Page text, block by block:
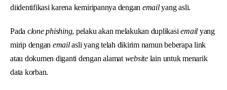
diidentifikasi karena kemiripannya dengan emailyang asli.
Pada clone phishing, pelaku akan melakukan duplikasiemail yang
mirip dengan emailasli yang telah dikirim namun beberapa link
atau dokumen diganti dengan alamat website lain untuk menarik
data korban.